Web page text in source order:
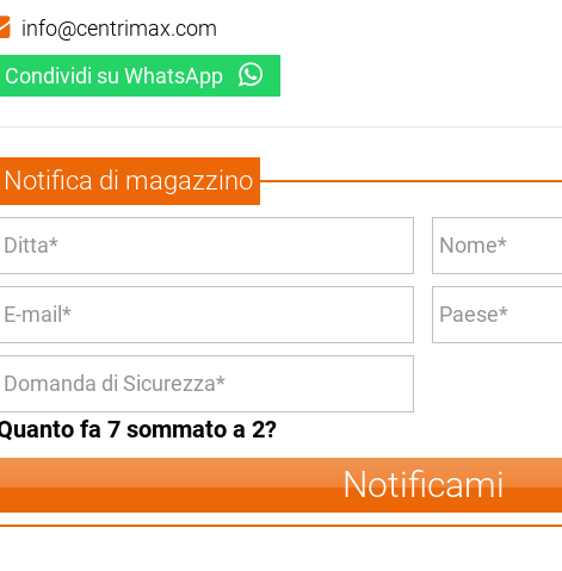
info@centrimax.com
Condividi su WhatsApp
Notifica di magazzino
fa 7 sommato a 2?
Notificami